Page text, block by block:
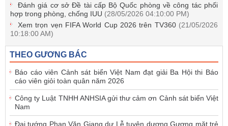
Đánh giá cơ sở Đề tài cấp Bộ Quốc phòng về công tác phối
hợp trong phòng, chống IUU (28/05/2026 04:10:00 PM)
Xem trọn vẹn FIFA World Cup 2026 trên TV360 (21/05/2026
10:18:00 AM)
THEO GƯƠNG BÁC
Báo cáo viên Cảnh sát biển Việt Nam đạt giải Ba Hội thi Báo
cáo viên giỏi toàn quân năm 2026
Công ty Luật TNHH ANHSIA gửi thư cảm ơn Cảnh sát biển Việt
Nam
Đại tướng Phan Văn Giang dự Lễ tuyên dương Gương mặt trẻ